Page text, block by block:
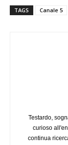
TAGS Canale 5
Testardo,
curioso
continua